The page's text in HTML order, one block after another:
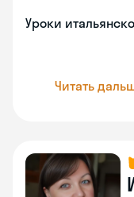
Уроки
Читать